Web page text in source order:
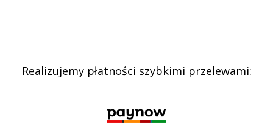
Realizujemy płatności szybkimi przelewami: